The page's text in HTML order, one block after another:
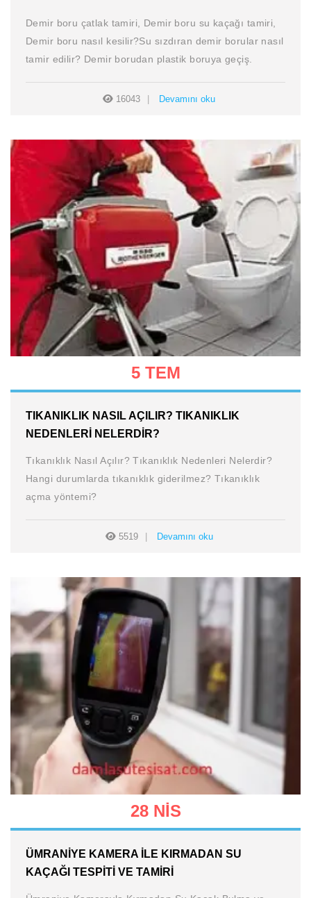
Demir boru çatlak tamiri, Demir boru su kaçağı tamiri,
Demir boru nasıl kesilir?Su sızdıran demir borular nasıl
tamir edilir? Demir borudan plastik boruya geçiş.
16043 Devamını oku
5 TEM
TIKANIKLIK NASIL AÇILIR? TIKANIKLIK
NEDENLERI NELERDIR?
Tıkanıklık Nasıl Açılır? Tıkanıklık Nedenleri Nelerdir?
Hangi durumlarda tıkanıklık giderilmez? Tıkanıklık
açma yöntemi?
5519 Devamını oku
28 NIS
ÜMRANIYE KAMERA ILE KIRMADAN SU
KAÇAĞI TESPITI VE TAMIRI